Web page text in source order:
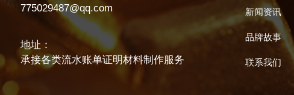
775029487@qq.com
地址：
承接各类流水账单证明材料制作服务
新闻资讯
品牌故事
联系我们